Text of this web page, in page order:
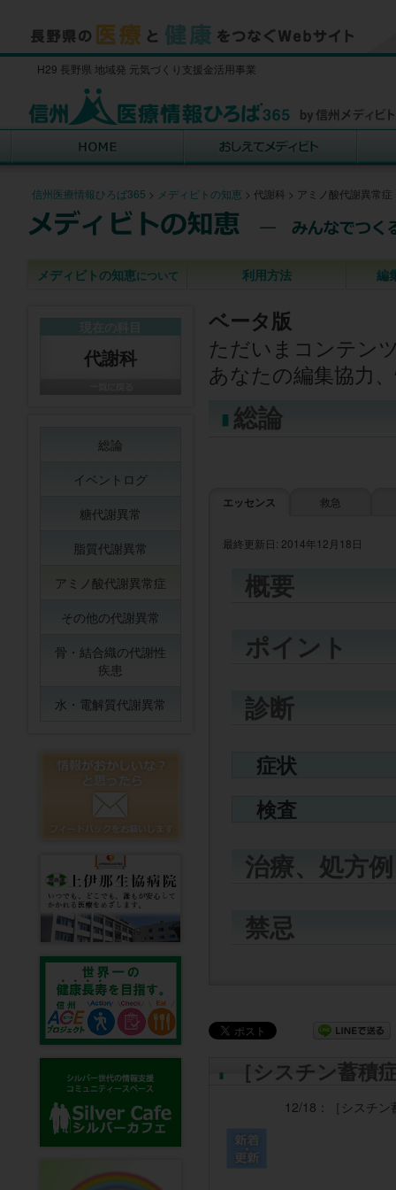
H29 長野県 地域発 元気づくり支援金活用事業
信州医療情報ひろば365 > メディビトの知恵 > 代謝科 > アミノ酸代謝異常症
メディビトの知恵について 利用方法 編
ベータ版
ただいまコンテン
あなたの編集協力
総論
エッセンス 救急
最終更新日: 2014年12月18日
概要
ポイント
診断
症状
検査
治療、処方例
禁忌
［シスチン蓄積
12/18： ［シスチ
代謝科
総論
イベントログ
糖代謝異常
脂質代謝異常
アミノ酸代謝異常症
その他の代謝異常
骨・結合織の代謝性
疾患
水・電解質代謝異常